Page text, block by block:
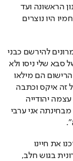
סייע לצה"ל ברצועת הביטחון ממלחמת לבנון הראשונה ועד
לנסיגה מלבנון בשנת 2000. רוב מפקדיו ולוחמיו היו נוצרים
מאז קום המדינה מנסים רבים מהנוצרים המרונים להירשם כבני
הלאום הארמי. "אבא שלי, סבא שלי, ואבא של סבא שלי ניסו ולא
הצליחו", מספר שארל יעקב (56). "בטופסי הרישום הם מילאו
בסעיף הלאום 'ארמי', אבל הפקידה שמה על זה איקס וכתבה
'ערבי'. פקידת מרשם האוכלוסין בצפת היא עצמה יהודייה
ששורשיה בלוב, דוברת ערבית שוטפת. אם מבחינתה אני ערבי
"גם אנחנו היינו מיעוט נרדף, וסייענו לכם, סיכנו את חיינו
בשבילכם", אומר אחד מחברי הקבוצה המרונית בגוש חלב,